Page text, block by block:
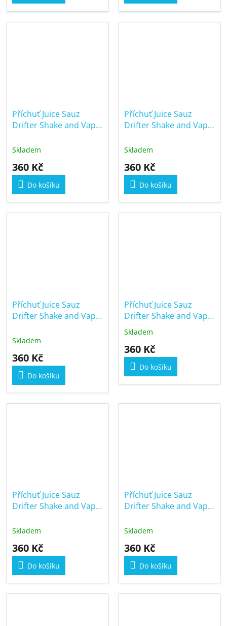
Příchuť Juice Sauz
Drifter Shake and Vape
Lemon
Skladem
360 Kč
Do košíku
Příchuť Juice Sauz
Drifter Shake and Vape
Skladem
360 Kč
Do košíku
Příchuť Juice Sauz
Drifter Shake and Vape
Ice
Skladem
360 Kč
Do košíku
Příchuť Juice Sauz
Drifter Shake and Vape
16/60ml Strawberry
Banana Ice
Průměrné
produktu
5,0
Skladem
360 Kč
Do košíku
Příchuť Juice Sauz
Drifter Shake and Vape
Kiwi
Skladem
360 Kč
Do košíku
Příchuť Juice Sauz
Drifter Shake and Vape
Raspberry Cherry
Skladem
360 Kč
Do košíku